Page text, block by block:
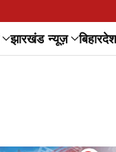
झारखंड न्यूज़ बिहार